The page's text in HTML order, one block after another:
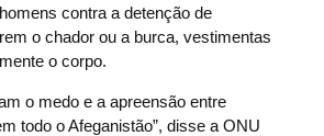
contra a detenção de
o chador ou a burca, vestimentas
o corpo.
o medo e a apreensão entre
todo o Afeganistão”, disse a ONU